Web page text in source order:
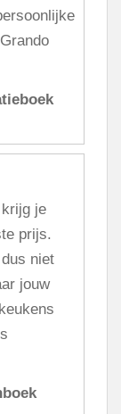
je
prijs.
niet
jouw